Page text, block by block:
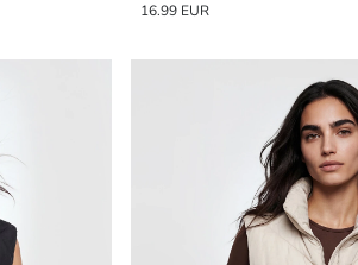
16.99 EUR